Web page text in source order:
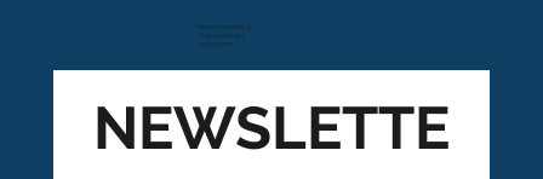
Route cantonale 4
Case postale 157
1963 Vétroz
NEWSLETTE